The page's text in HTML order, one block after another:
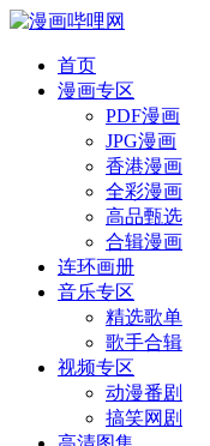
首页
漫画专区
PDF漫画
JPG漫画
香港漫画
全彩漫画
高品甄选
合辑漫画
连环画册
音乐专区
精选歌单
歌手合辑
视频专区
动漫番剧
搞笑网剧